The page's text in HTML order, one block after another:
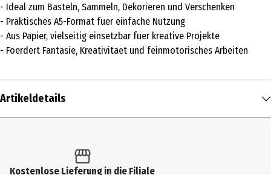
- Ideal zum Basteln, Sammeln, Dekorieren und Verschenken
- Praktisches A5-Format fuer einfache Nutzung
- Aus Papier, vielseitig einsetzbar fuer kreative Projekte
- Foerdert Fantasie, Kreativitaet und feinmotorisches Arbeiten
Artikeldetails
Produkttyp
Kostenlose Lieferung in die Filiale